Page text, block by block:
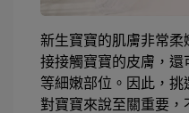
新生寶寶的肌膚非常柔
接接觸寶寶的皮膚，
等細嫩部位。因此，
對寶寶來說至關重要，